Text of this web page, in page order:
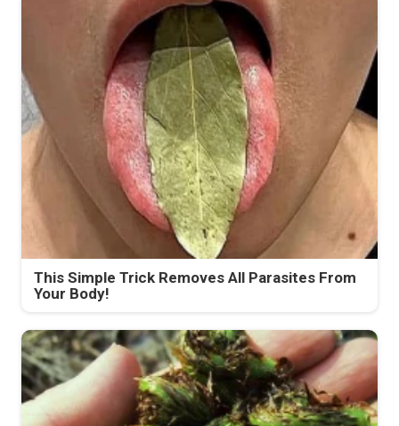
This Simple Trick Removes All Parasites From
Your Body!